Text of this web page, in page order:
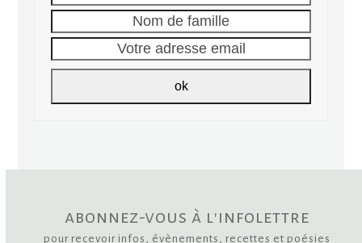
de
adresse
ok
abonnez-vous à l'infolettre
pour recevoir infos, évènements, recettes et poésies